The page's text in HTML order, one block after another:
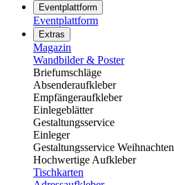
Eventplattform
Eventplattform
Extras
Magazin
Wandbilder & Poster
Briefumschläge
Absenderaufkleber
Empfängeraufkleber
Einlegeblätter
Gestaltungsservice
Einleger
Gestaltungsservice Weihnachten
Hochwertige Aufkleber
Tischkarten